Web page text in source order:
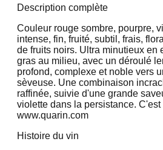
Description complète
Couleur rouge sombre, pourpre,
intense, fin, fruité, subtil, frais,
de fruits noirs. Ultra minutieux en
gras au milieu, avec un déroulé
profond, complexe et noble vers
sèveuse. Une combinaison
raffinée, suivie d'une grande
violette dans la persistance. C'est
www.quarin.com
Histoire du vin